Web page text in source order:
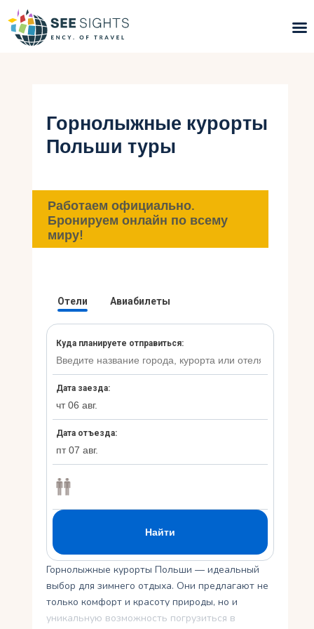
Горящие туры
Типы Туров
Инфо
Блог
Укр
Горнолыжные курорты
Польши туры
Работаем официально.
Бронируем онлайн по всему
миру!
Горнолыжные курорты Польши — идеальный
выбор для зимнего отдыха. Они предлагают не
только комфорт и красоту природы, но и
уникальную возможность погрузиться в